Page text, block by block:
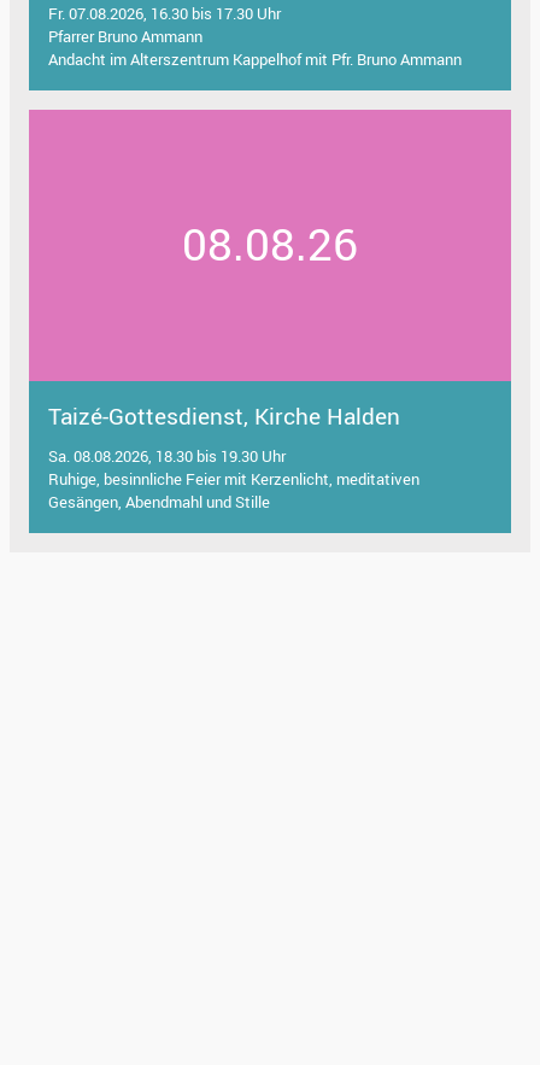
Fr. 07.08.2026, 16.30 bis 17.30 Uhr
Pfarrer Bruno Ammann
Andacht im Alterszentrum Kappelhof mit Pfr. Bruno Ammann
08.08.26
Taizé-Gottesdienst, Kirche Halden
Sa. 08.08.2026, 18.30 bis 19.30 Uhr
Ruhige, besinnliche Feier mit Kerzenlicht, meditativen
Gesängen, Abendmahl und Stille